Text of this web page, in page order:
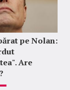
pe Nolan:
Are